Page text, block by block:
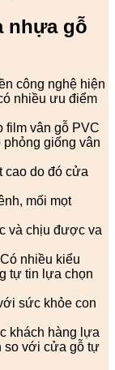
nhựa gỗ
công nghệ hiện
nhiều ưu điểm
vân gỗ PVC
giống vân
cao do đó cửa
mối mọt
và chịu được va
nhiều kiểu
tự tin lựa chọn
sức khỏe con
khách hàng lựa
so với cửa gỗ tự